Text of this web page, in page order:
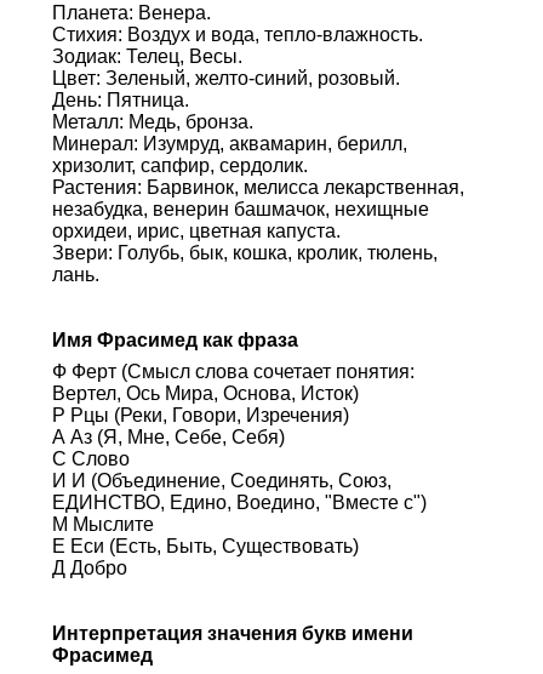
Планета: Венера.
Стихия: Воздух и вода, тепло-влажность.
Зодиак: Телец, Весы.
Цвет: Зеленый, желто-синий, розовый.
День: Пятница.
Металл: Медь, бронза.
Минерал: Изумруд, аквамарин, берилл,
хризолит, сапфир, сердолик.
Растения: Барвинок, мелисса лекарственная,
незабудка, венерин башмачок, нехищные
орхидеи, ирис, цветная капуста.
Звери: Голубь, бык, кошка, кролик, тюлень,
лань.
Имя Фрасимед как фраза
Ф Ферт (Смысл слова сочетает понятия:
Вертел, Ось Мира, Основа, Исток)
Р Рцы (Реки, Говори, Изречения)
А Аз (Я, Мне, Себе, Себя)
С Слово
И И (Объединение, Соединять, Союз,
ЕДИНСТВО, Едино, Воедино, "Вместе с")
М Мыслите
Е Еси (Есть, Быть, Существовать)
Д Добро
Интерпретация значения букв имени
Фрасимед